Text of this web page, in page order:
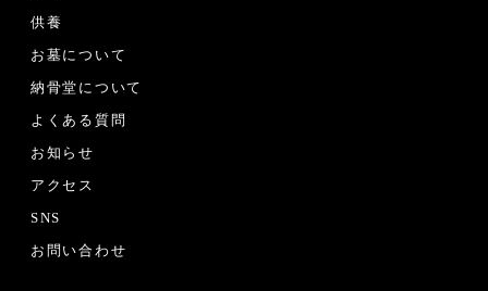
供養
お墓について
納骨堂について
よくある質問
お知らせ
アクセス
SNS
お問い合わせ